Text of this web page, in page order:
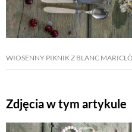
WIOSENNY PIKNIK Z BLANC
Zdjęcia w tym artykule